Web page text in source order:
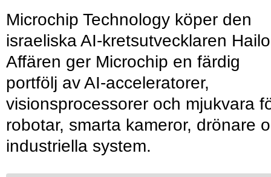
Microchip Technology köper den
israeliska AI-kretsutvecklaren
Affären ger Microchip en färdig
portfölj av AI-acceleratorer,
visionsprocessorer och mjukvara
robotar, smarta kameror, drönare
industriella system.